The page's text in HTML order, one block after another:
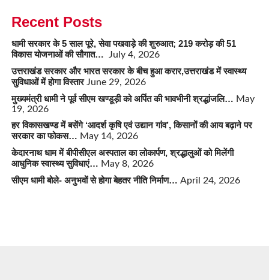
Recent Posts
धामी सरकार के 5 साल पूरे, सेवा पखवाड़े की शुरुआत; 219 करोड़ की 51
विकास योजनाओं की सौगात…
July 4, 2026
उत्तराखंड सरकार और भारत सरकार के बीच हुआ करार,उत्तराखंड में स्वास्थ्य
सुविधाओं में होगा विस्तार June 29, 2026
मुख्यमंत्री धामी ने पूर्व सीएम खण्डूड़ी को अर्पित की भावभीनी श्रद्धांजलि… May
19, 2026
हर विकासखण्ड में बसेंगे ‘आदर्श कृषि एवं उद्यान गांव’, किसानों की आय बढ़ाने पर
सरकार का फोकस… May 14, 2026
केदारनाथ धाम में बीपीसीएल अस्पताल का लोकार्पण, श्रद्धालुओं को मिलेंगी
आधुनिक स्वास्थ्य सुविधाएं… May 8, 2026
सीएम धामी बोले- अनुभवों से होगा बेहतर नीति निर्माण… April 24, 2026